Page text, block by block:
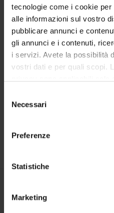
tecnologie come i cookie
alle informazioni sul vostro
pubblicare annunci e
gli annunci e i contenuti,
i servizi. Avete la possibilità
vostri dati e per quali scopi.
modificare o revocare il
momento dalla
raccogliere
geografica, con
Identificare il tuo
delNecessari
Preferenze
Statistiche
Marketing
CENTRI
LABORATORI
Contatti
Persone